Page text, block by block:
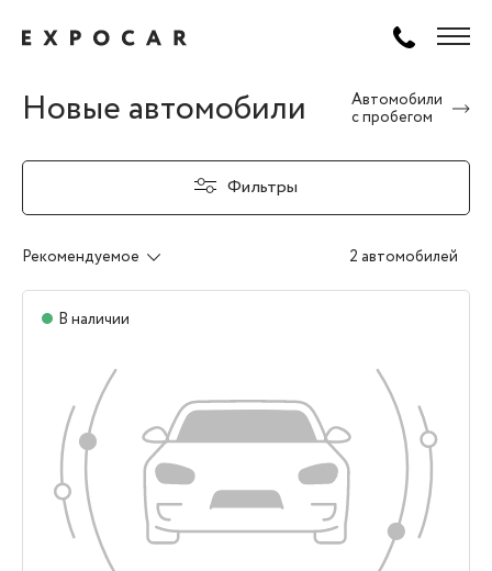
Новые автомобили
Автомобили
с пробегом
Фильтры
Рекомендуемое 2 автомобилей
В наличии